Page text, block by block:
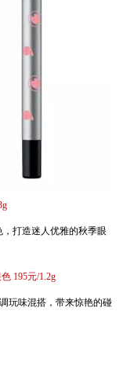
打造迷人优雅的秋季眼
195元/1.2g
玩味混搭，带来惊艳的碰